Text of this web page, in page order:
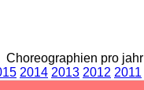
Choreographien pro jahr
2014 2013 2012 2011